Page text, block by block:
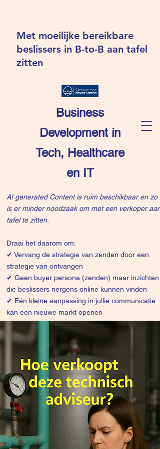
Business
Development in
Tech, Healthcare
en IT
Met moeilijke bereikbare
beslissers in B-to-B aan tafel
zitten
AI generated Content is ruim beschikbaar en zo
is er minder noodzaak om met een verkoper aan
tafel te zitten.
Draai het daarom om:
✔ Vervang de strategie van zenden door een
strategie van ontvangen
✔ Geen buyer persona (zenden) maar inzichten
die beslissers nergens online kunnen vinden
✔ Eén kleine aanpassing in jullie communicatie
kan een nieuwe markt openen